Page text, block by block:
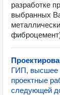
разработке
выбранных
ГИП, высшее
проектные
следующей